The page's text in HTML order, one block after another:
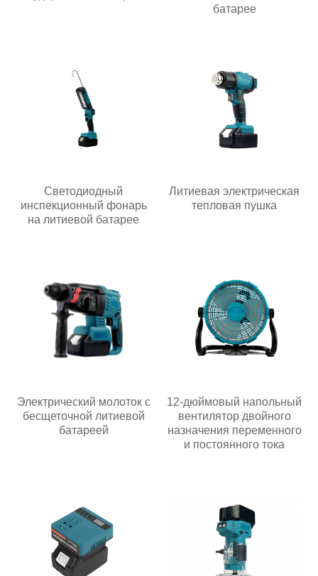
батарее
Светодиодный
инспекционный фонарь
на литиевой батарее
Литиевая электрическая
тепловая пушка
Электрический молоток с
бесщеточной литиевой
батареей
12-дюймовый напольный
вентилятор двойного
назначения переменного
и постоянного тока